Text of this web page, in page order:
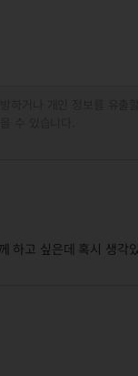
하고 싶은데 혹시 생